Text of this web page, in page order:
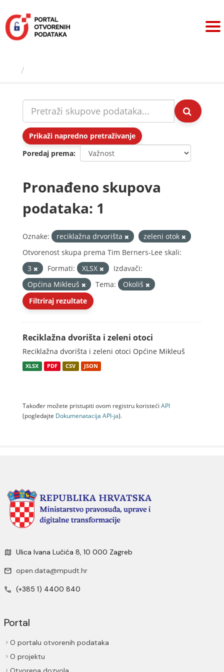
sadržaj
Prikaži napredno pretraživanje
Poredaj prema
Pronađeno skupova
podataka: 1
Oznake: reciklažna drvorišta
zeleni otok
Otvorenost skupa prema Tim Berners-Lee skali:
3
Formati: XLSX
Izdavači:
Općina Mikleuš
Tema:
Okoliš
Filtriraj rezultate
Reciklažna dvorišta i zeleni otoci
Reciklažna dvorišta i zeleni otoci Općine Mikleuš
XLSX PDF CSV JSON
Također možete pristupiti ovom registru koristeći API
(pogledajte Dokumenаtаcijа API-jа).